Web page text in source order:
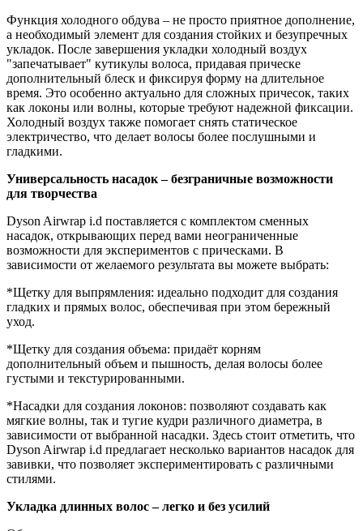
Функция холодного обдува – не просто приятное дополнение,
а необходимый элемент для создания стойких и безупречных
укладок. После завершения укладки холодный воздух
"запечатывает" кутикулы волоса, придавая прическе
дополнительный блеск и фиксируя форму на длительное
время. Это особенно актуально для сложных причесок, таких
как локоны или волны, которые требуют надежной фиксации.
Холодный воздух также помогает снять статическое
электричество, что делает волосы более послушными и
гладкими.
Универсальность насадок – безграничные возможности
для творчества
Dyson Airwrap i.d поставляется с комплектом сменных
насадок, открывающих перед вами неограниченные
возможности для экспериментов с прическами. В
зависимости от желаемого результата вы можете выбрать:
*Щетку для выпрямления: идеально подходит для создания
гладких и прямых волос, обеспечивая при этом бережный
уход.
*Щетку для создания объема: придаёт корням
дополнительный объем и пышность, делая волосы более
густыми и текстурированными.
*Насадки для создания локонов: позволяют создавать как
мягкие волны, так и тугие кудри различного диаметра, в
зависимости от выбранной насадки. Здесь стоит отметить, что
Dyson Airwrap i.d предлагает несколько вариантов насадок для
завивки, что позволяет экспериментировать с различными
стилями.
Укладка длинных волос – легко и без усилий